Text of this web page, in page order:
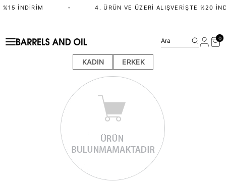
İNDIRIM • 4. ÜRÜN VE ÜZERI ALIŞVERIŞTE %20
KADIN ERKEK
Ara 0